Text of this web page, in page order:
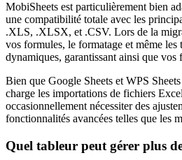
MobiSheets est particulièrement bien
une compatibilité totale avec les
.XLS, .XLSX, et .CSV. Lors de la
vos formules, le formatage et même les
dynamiques, garantissant ainsi que
Bien que Google Sheets et WPS
charge les importations de fichiers
occasionnellement nécessiter des
fonctionnalités avancées telles que les
Quel tableur peut gérer plus